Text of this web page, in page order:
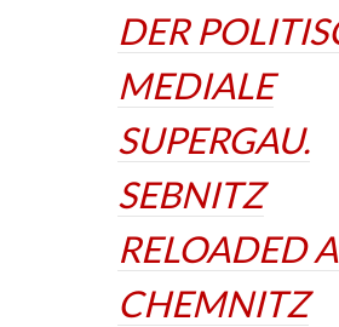
DER
MEDIALE
SUPERGAU.
SEBNITZ
RELOADED
CHEMNITZ